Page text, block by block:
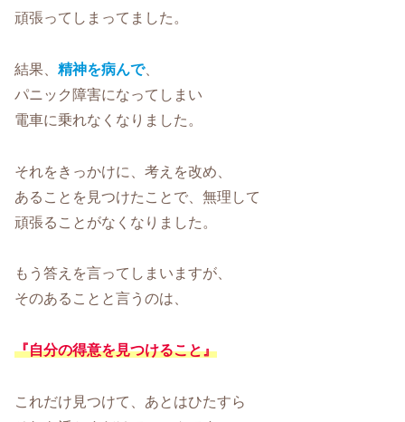
頑張ってしまってました。
結果、 精神を病んで、
パニック障害になってしまい
電車に乗れなくなりました。
それをきっかけに、考えを改め、
あることを見つけたことで、無理して
頑張ることがなくなりました。
もう答えを言ってしまいますが、
そのあることと言うのは、
『自分の得意を見つけること』
これだけ見つけて、あとはひたすら